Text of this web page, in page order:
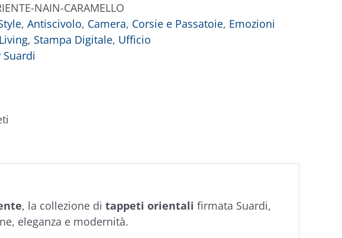
NAIN-CARAMELLO
, Antiscivolo, Camera, Corsie e Passatoie, Emozioni
Living, Stampa Digitale, Ufficio
, la collezione di tappeti orientali firmata Suardi,
eleganza e modernità.